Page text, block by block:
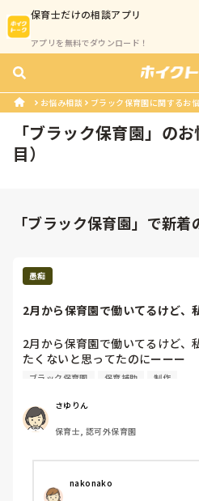
保育士だけの相談アプリ
アプリを無料でダウンロード！
お悩み相談 ブラック保育園に関するお
「ブラック保育園」の
目）
「ブラック保育園」で新
愚痴
2月から保育園で働いてるけど、
2月から保育園で働いてるけど、
たくないと思ってたのにーーー
ついに持ち帰らないと間に合わ
ブラック保育園 保育補助 制作
さゆりん
保育士, 認可外保育園
nakonako